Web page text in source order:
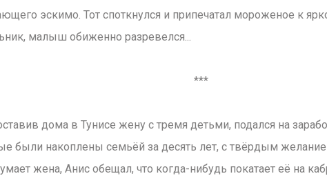
эскимо. Тот споткнулся и припечатал мороженое к
малыш обиженно разревелся...
***
дома в Тунисе жену с тремя детьми, подался на
были накоплены семьёй за десять лет, с твёрдым
жена, Анис обещал, что когда-нибудь покатает её на